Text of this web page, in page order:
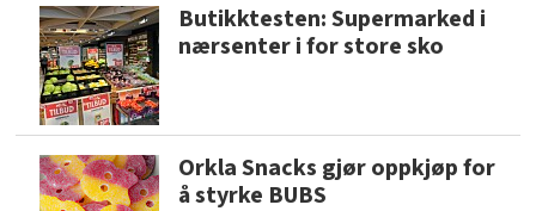
Butikktesten: Supermarked i
nærsenter i for store sko
Orkla Snacks gjør oppkjøp for
å styrke BUBS